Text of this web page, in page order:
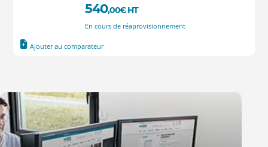
540,00€ HT
En cours de réaprovisionnement
Ajouter au comparateur